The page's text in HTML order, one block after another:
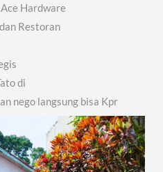
Hardware
Restoran
di
nego langsung bisa Kpr